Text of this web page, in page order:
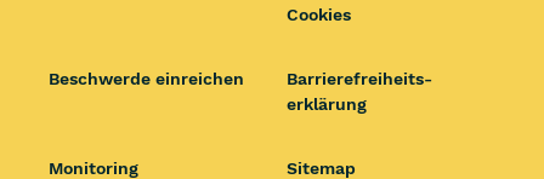
Beschwerde einreichen
Monitoring
Cookies
Barrierefrei­heits­
erklärung
Sitemap